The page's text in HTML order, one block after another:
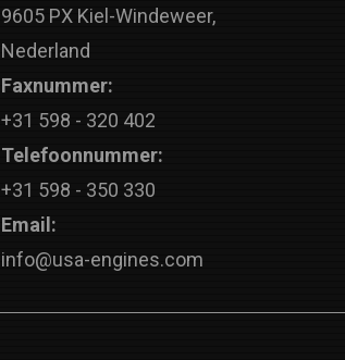
9605 PX Kiel-Windeweer,
Nederland
Faxnummer:
+31 598 - 320 402
Telefoonnummer:
+31 598 - 350 330
Email:
info@usa-engines.com